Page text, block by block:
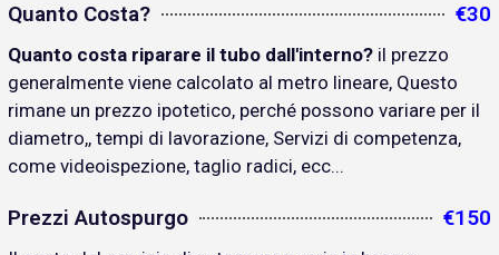
Quanto Costa? €30
Quanto costa riparare il tubo dall'interno? il prezzo
generalmente viene calcolato al metro lineare, Questo
rimane un prezzo ipotetico, perché possono variare per il
diametro,, tempi di lavorazione, Servizi di competenza,
come videoispezione, taglio radici, ecc...
Prezzi Autospurgo €150